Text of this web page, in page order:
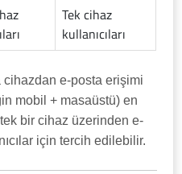
Tek cihaz
kullanıcıları
e-posta erişimi
mobil + masaüstü) en
bir cihaz üzerinden e-
için tercih edilebilir.